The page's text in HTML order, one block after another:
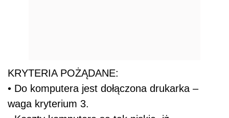
KRYTERIA POŻĄDANE:
• Do komputera jest dołączona drukarka –
waga kryterium 3.